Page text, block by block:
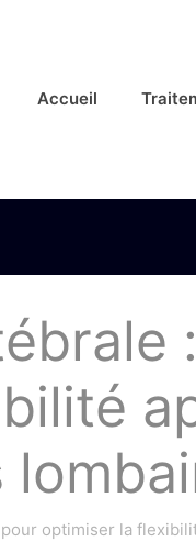
Accueil
optimiser la